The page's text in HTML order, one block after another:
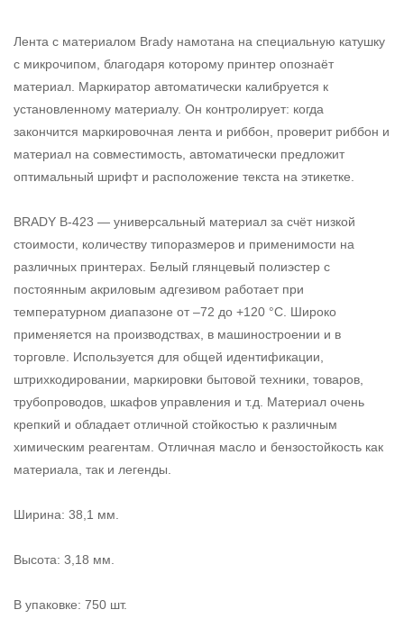
Лента с материалом Brady намотана на специальную катушку
с микрочипом, благодаря которому принтер опознаёт
материал. Маркиратор автоматически калибруется к
установленному материалу. Он контролирует: когда
закончится маркировочная лента и риббон, проверит риббон и
материал на совместимость, автоматически предложит
оптимальный шрифт и расположение текста на этикетке.
BRADY B-423 — универсальный материал за счёт низкой
стоимости, количеству типоразмеров и применимости на
различных принтерах. Белый глянцевый полиэстер с
постоянным акриловым адгезивом работает при
температурном диапазоне от –72 до +120 °С. Широко
применяется на производствах, в машиностроении и в
торговле. Используется для общей идентификации,
штрихкодировании, маркировки бытовой техники, товаров,
трубопроводов, шкафов управления и т.д. Материал очень
крепкий и обладает отличной стойкостью к различным
химическим реагентам. Отличная масло и бензостойкость как
материала, так и легенды.
Ширина: 38,1 мм.
Высота: 3,18 мм.
В упаковке: 750 шт.